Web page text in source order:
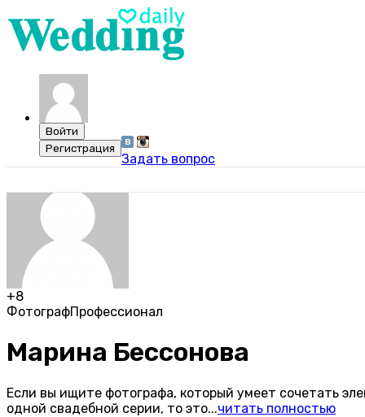
Задать вопрос
+8
ФотографПрофессионал
Марина Бессонова
Если вы ищите фотографа, который умеет сочетать
одной свадебной серии, то это...читать полностью